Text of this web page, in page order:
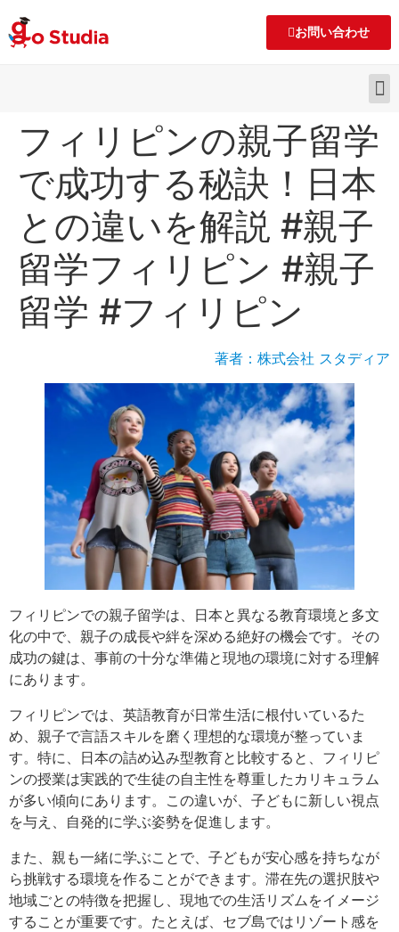
お問い合わせ
フィリピンの親子留学
で成功する秘訣！日本
との違いを解説 #親子
留学フィリピン #親子
留学 #フィリピン
著者：株式会社 スタディア
フィリピンでの親子留学は、日本と異なる教育環境と多文
化の中で、親子の成長や絆を深める絶好の機会です。その
成功の鍵は、事前の十分な準備と現地の環境に対する理解
にあります。
フィリピンでは、英語教育が日常生活に根付いているた
め、親子で言語スキルを磨く理想的な環境が整っていま
す。特に、日本の詰め込み型教育と比較すると、フィリピ
ンの授業は実践的で生徒の自主性を尊重したカリキュラム
が多い傾向にあります。この違いが、子どもに新しい視点
を与え、自発的に学ぶ姿勢を促進します。
また、親も一緒に学ぶことで、子どもが安心感を持ちなが
ら挑戦する環境を作ることができます。滞在先の選択肢や
地域ごとの特徴を把握し、現地での生活リズムをイメージ
することが重要です。たとえば、セブ島ではリゾート感を